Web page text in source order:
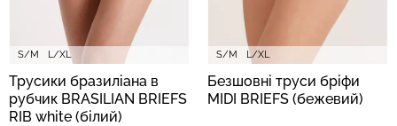
S/M L/XL
Трусики бразиліана в
рубчик BRASILIAN BRIEFS
RIB white (білий)
S/M L/XL
Безшовні труси бріфи
MIDI BRIEFS (бежевий)